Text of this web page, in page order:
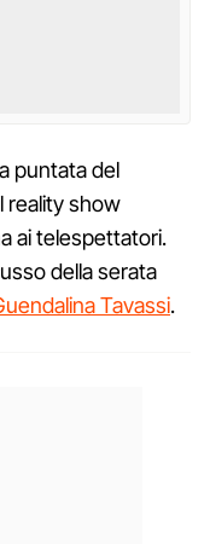
puntata del
reality show
ai telespettatori.
della serata
Tavassi.